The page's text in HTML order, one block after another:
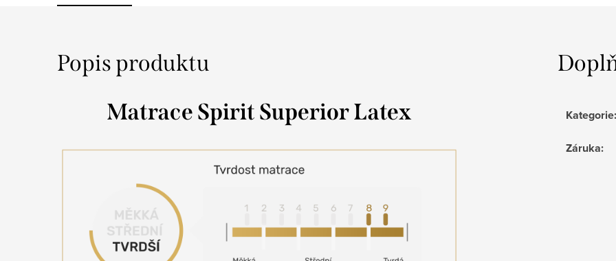
Popis produktu
Matrace Spirit Superior Latex
Kategorie:
Záruka: